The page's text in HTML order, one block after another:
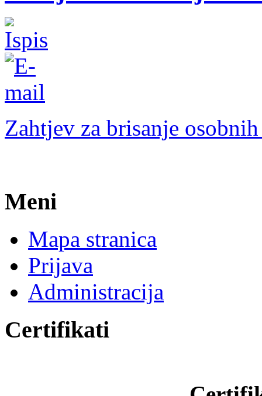
Zahtjev za brisanje
Meni
Mapa stranica
Prijava
Administracija
Certifikati